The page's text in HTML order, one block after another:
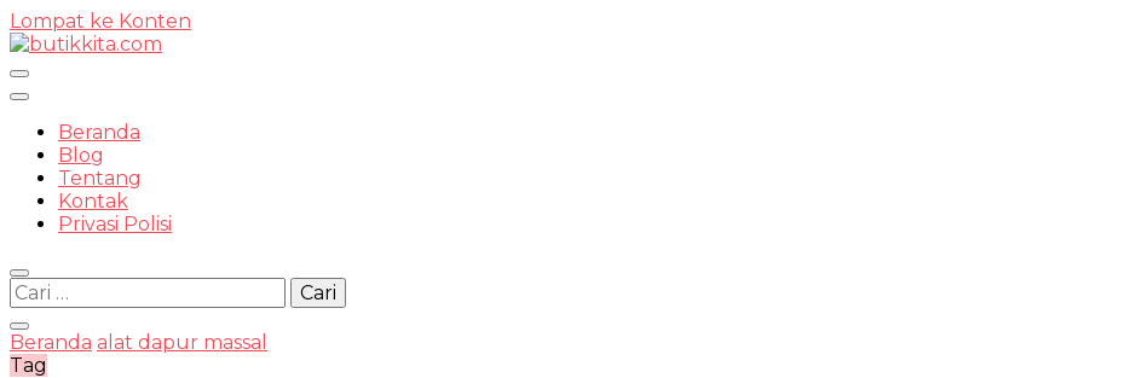
Lompat ke Konten
butikkita.com
Beranda
Blog
Tentang
Kontak
Privasi Polisi
Cari
untuk:
Beranda alat dapur massal
Tag